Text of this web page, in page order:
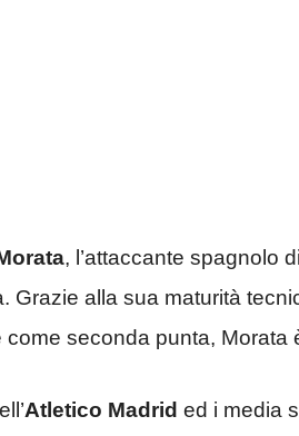
, l’attaccante spagnolo
Grazie alla sua maturità
seconda punta, Morata
Atletico Madrid ed i media